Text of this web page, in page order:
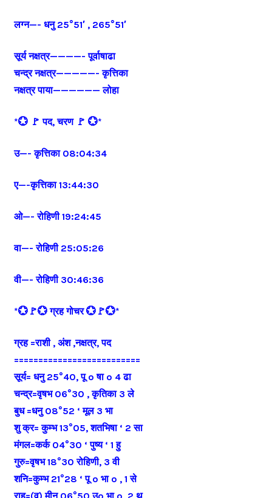
लग्न—- धनु 25°51′ , 265°51′
सूर्य नक्षत्र————- पूर्वाषाढा
चन्द्र नक्षत्र—————- कृत्तिका
नक्षत्र पाया—————— लोहा
*💮 🚩 पद, चरण 🚩 💮*
उ—- कृत्तिका 08:04:34
ए—-कृत्तिका 13:44:30
ओ—- रोहिणी 19:24:45
वा—- रोहिणी 25:05:26
वी—- रोहिणी 30:46:36
*💮🚩💮 ग्रह गोचर 💮🚩💮*
ग्रह =राशी , अंश ,नक्षत्र, पद
==========================
सूर्य= धनु 25°40, पू o षा o 4 ढा
चन्द्र=वृषभ 06°30 , कृतिका 3 ले
बुध =धनु 08°52 ‘ मूल 3 भा
शु क्र= कुम्भ 13°05, शतभिषा ‘ 2 सा
मंगल=कर्क 04°30 ‘ पुष्य ‘ 1 हु
गुरु=वृषभ 18°30 रोहिणी, 3 वी
शनि=कुम्भ 21°28 ‘ पू o भा o , 1 से